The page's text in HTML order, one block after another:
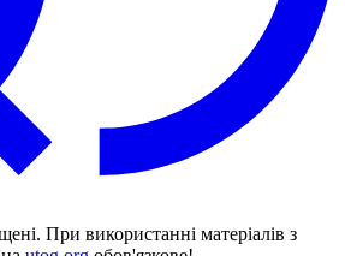
При використанні матеріалів з